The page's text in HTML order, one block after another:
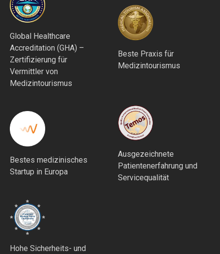
Global Healthcare
Accreditation (GHA) –
Zertifizierung für
Vermittler von
Medizintourismus
Beste Praxis für
Medizintourismus
Bestes medizinisches
Startup in Europa
Ausgezeichnete
Patientenerfahrung und
Servicequalität
Hohe Sicherheits- und